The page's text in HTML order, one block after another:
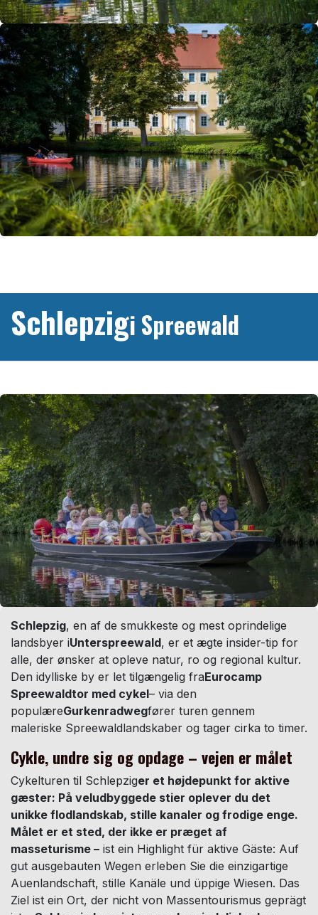
Schlepzigi Spreewald
Schlepzig, en af de smukkeste og mest oprindelige
landsbyer iUnterspreewald, er et ægte insider-tip for
alle, der ønsker at opleve natur, ro og regional kultur.
Den idylliske by er let tilgængelig fraEurocamp
Spreewaldtor med cykel– via den
populæreGurkenradwegfører turen gennem
maleriske Spreewaldlandskaber og tager cirka to timer.
Cykle, undre sig og opdage – vejen er målet
Cykelturen til Schlepziger et højdepunkt for aktive
gæster: På veludbyggede stier oplever du det
unikke flodlandskab, stille kanaler og frodige enge.
Målet er et sted, der ikke er præget af
masseturisme – ist ein Highlight für aktive Gäste: Auf
gut ausgebauten Wegen erleben Sie die einzigartige
Auenlandschaft, stille Kanäle und üppige Wiesen. Das
Ziel ist ein Ort, der nicht von Massentourismus geprägt